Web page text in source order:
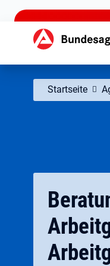
zu den Hauptinhalten
Startseite